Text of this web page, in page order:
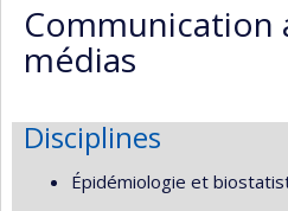
(faculté,département,école)
web
Communication
médias
Disciplines
Épidémiologie et